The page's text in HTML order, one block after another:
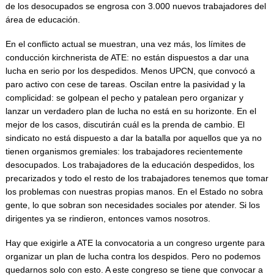
de los desocupados se engrosa con 3.000 nuevos trabajadores del
área de educación.
En el conflicto actual se muestran, una vez más, los límites de
conducción kirchnerista de ATE: no están dispuestos a dar una
lucha en serio por los despedidos. Menos UPCN, que convocó a
paro activo con cese de tareas. Oscilan entre la pasividad y la
complicidad: se golpean el pecho y patalean pero organizar y
lanzar un verdadero plan de lucha no está en su horizonte. En el
mejor de los casos, discutirán cuál es la prenda de cambio. El
sindicato no está dispuesto a dar la batalla por aquellos que ya no
tienen organismos gremiales: los trabajadores recientemente
desocupados. Los trabajadores de la educación despedidos, los
precarizados y todo el resto de los trabajadores tenemos que tomar
los problemas con nuestras propias manos. En el Estado no sobra
gente, lo que sobran son necesidades sociales por atender. Si los
dirigentes ya se rindieron, entonces vamos nosotros.
Hay que exigirle a ATE la convocatoria a un congreso urgente para
organizar un plan de lucha contra los despidos. Pero no podemos
quedarnos solo con esto. A este congreso se tiene que convocar a